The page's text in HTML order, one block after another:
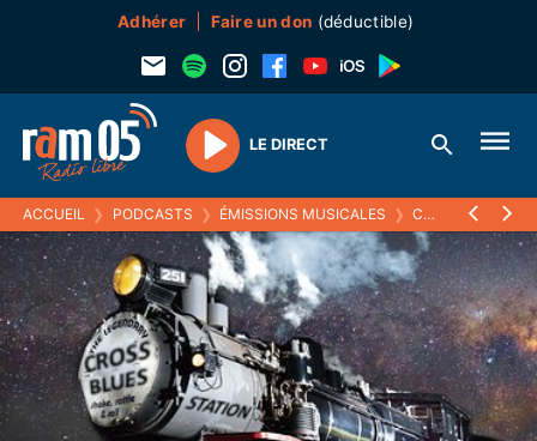
Adhérer Faire un don (déductible)
Play
LE DIRECT
ACCUEIL ❯ PODCASTS ❯ ÉMISSIONS MUSICALES ❯ CROSS BLUES STATION